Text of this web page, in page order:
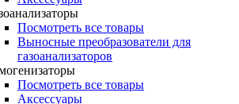
Посмотреть все товары
Выносные преобразователи для
газоанализаторов
Посмотреть все товары
Аксессуары